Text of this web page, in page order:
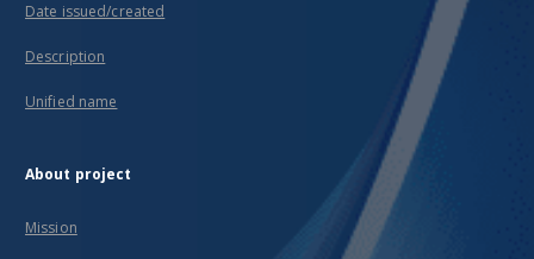
Date issued/created
Description
Unified name
About project
Mission